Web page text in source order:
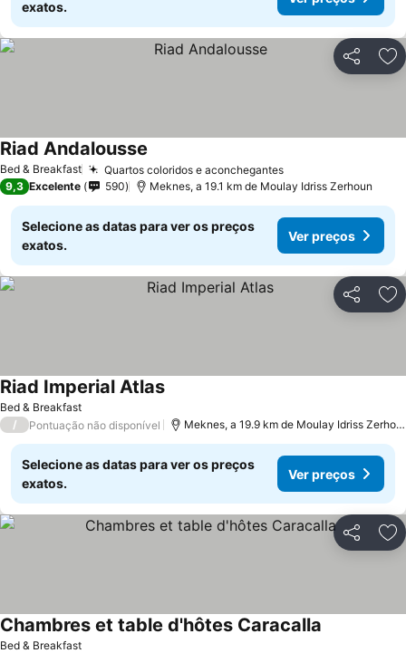
exatos.
Partilhar
Bed & Breakfast Quartos coloridos e aconchegantesVer preços
Riad Andalousse
9,3 Excelente 590 Meknes, a 19.1 km de Moulay Idriss Zerhoun
Selecione as datas para ver os preços
exatos.
Ver preços
Partilhar
Bed & Breakfast
Riad Imperial AtlasVer preços
/ Pontuação não disponível Meknes, a 19.9 km de Moulay Idriss
Selecione as datas para ver os preços
exatos.
Ver preços
Partilhar
Bed & Breakfast
Chambres et table d'hôtes Caracalla